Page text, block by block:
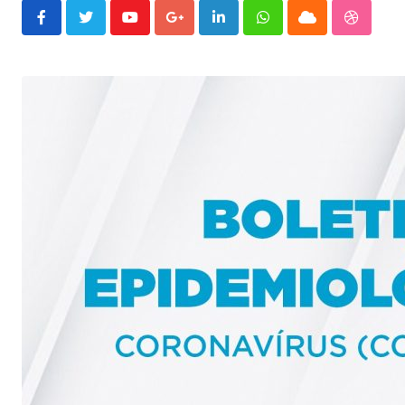
YoutubeGoogle+LinkedInWhatsappCloud